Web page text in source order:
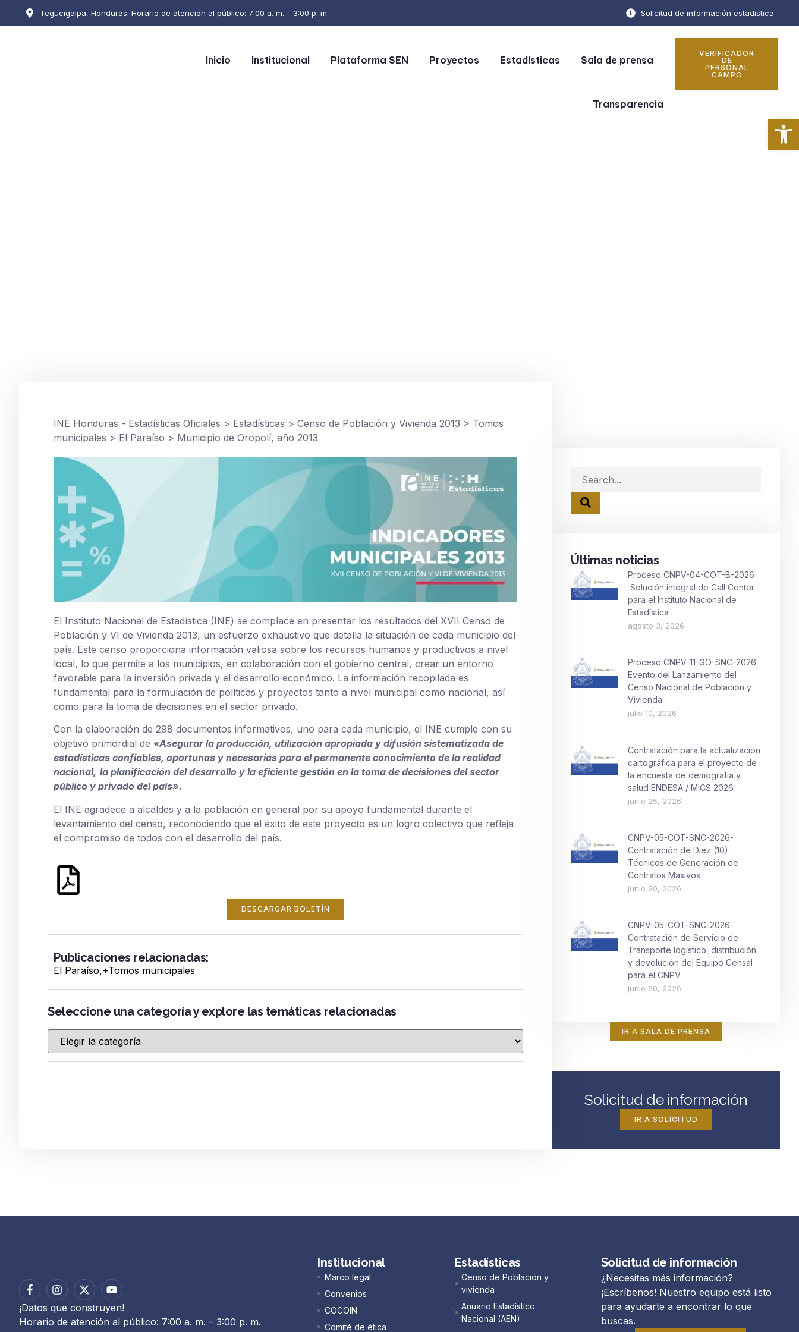
Tegucigalpa, Honduras. Horario de atención al público: 7:00 a. m. – 3:00 p. m. Solicitud de información estadística
Inicio Institucional Plataforma SEN Proyectos Estadísticas Sala de prensa
Transparencia
VERIFICADOR
DE
PERSONAL
CAMPO
INE Honduras - Estadísticas Oficiales > Estadísticas > Censo de Población y Vivienda 2013 > Tomos
municipales > El Paraíso > Municipio de Oropolí, año 2013
El Instituto Nacional de Estadística (INE) se complace en presentar los resultados del XVII Censo de
Población y VI de Vivienda 2013, un esfuerzo exhaustivo que detalla la situación de cada municipio del
país. Este censo proporciona información valiosa sobre los recursos humanos y productivos a nivel
local, lo que permite a los municipios, en colaboración con el gobierno central, crear un entorno
favorable para la inversión privada y el desarrollo económico. La información recopilada es
fundamental para la formulación de políticas y proyectos tanto a nivel municipal como nacional, así
como para la toma de decisiones en el sector privado.
Con la elaboración de 298 documentos informativos, uno para cada municipio, el INE cumple con su
objetivo primordial de «Asegurar la producción, utilización apropiada y difusión sistematizada de
estadísticas confiables, oportunas y necesarias para el permanente conocimiento de la realidad
nacional, la planificación del desarrollo y la eficiente gestión en la toma de decisiones del sector
público y privado del país».
El INE agradece a alcaldes y a la población en general por su apoyo fundamental durante el
levantamiento del censo, reconociendo que el éxito de este proyecto es un logro colectivo que refleja
el compromiso de todos con el desarrollo del país.
DESCARGAR BOLETÍN
Publicaciones relacionadas:
El Paraíso,+Tomos municipales
Seleccione una categoría y explore las temáticas relacionadas
Últimas noticias
Proceso CNPV-04-COT-B-2026
Solución integral de Call Center
para el Instituto Nacional de
Estadística
agosto 3, 2026
Proceso CNPV-11-GO-SNC-2026
Evento del Lanzamiento del
Censo Nacional de Población y
Vivienda
julio 10, 2026
Contratación para la actualización
cartográfica para el proyecto de
la encuesta de demografía y
salud ENDESA / MICS 2026
junio 25, 2026
CNPV-05-COT-SNC-2026-
Contratación de Diez (10)
Técnicos de Generación de
Contratos Masivos
junio 20, 2026
CNPV-05-COT-SNC-2026
Contratación de Servicio de
Transporte logístico, distribución
y devolución del Equipo Censal
para el CNPV
junio 20, 2026
IR A SALA DE PRENSA
Solicitud de información
IR A SOLICITUD
¡Datos que construyen!
Horario de atención al público: 7:00 a. m. – 3:00 p. m.
Institucional
Marco legal
Convenios
COCOIN
Comité de ética
Estadísticas
Censo de Población y
vivienda
Anuario Estadístico
Nacional (AEN)​
Solicitud de información
¿Necesitas más información?
¡Escríbenos! Nuestro equipo está listo
para ayudarte a encontrar lo que
buscas.